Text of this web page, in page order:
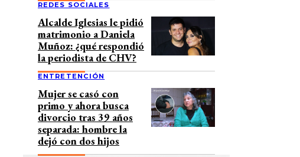
REDES SOCIALES
Alcalde Iglesias le pidió
matrimonio a Daniela
Muñoz: ¿qué respondió
la periodista de CHV?
ENTRETENCIÓN
Mujer se casó con
primo y ahora busca
divorcio tras 39 años
separada: hombre la
dejó con dos hijos